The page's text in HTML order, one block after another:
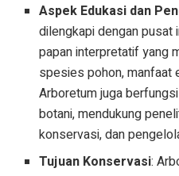
Aspek Edukasi dan
dilengkapi dengan pusat
papan interpretatif yang
spesies pohon, manfaat
Arboretum juga
botani, mendukung
konservasi, dan
Tujuan Konservasi: